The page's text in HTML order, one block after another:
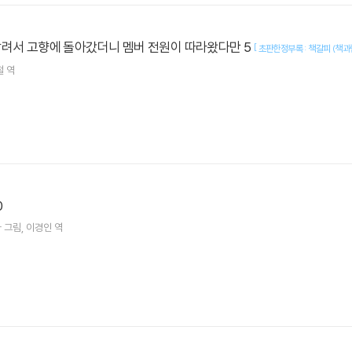
서 고향에 돌아갔더니 멤버 전원이 따라왔다만 5 [초판한정부록 : 책갈피 (책과
역
그림 이경인 역